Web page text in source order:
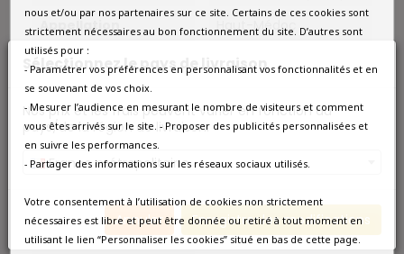
Sélectionnez le pays de livraison
Nos prix et les frais peuvent varier en fonction du
pays/de la région de livraison.
France métropolitaine
Annuler Enregistrer les modifications
Appellation Haut-Médoc
Couleur Rouge
Type Rouge
Classement
Température De
Service
16°C-18°C.
nous et/ou par nos partenaires sur ce site. Certains de ces cookies sont
strictement nécessaires au bon fonctionnement du site. D’autres sont
utilisés pour :
- Paramétrer vos préférences en personnalisant vos fonctionnalités et en
se souvenant de vos choix.
- Mesurer l’audience en mesurant le nombre de visiteurs et comment
vous êtes arrivés sur le site. - Proposer des publicités personnalisées et
en suivre les performances.
- Partager des informations sur les réseaux sociaux utilisés.
Votre consentement à l’utilisation de cookies non strictement
nécessaires est libre et peut être donnée ou retiré à tout moment en
utilisant le lien “Personnaliser les cookies” situé en bas de cette page.